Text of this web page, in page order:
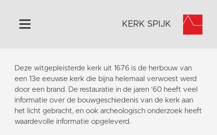
Home
Algemeen
Historie
Omgeving
Activiteiten
KERK SPIJK
Deze witgepleisterde kerk uit 1676 is de herbouw van
een 13e eeuwse kerk die bijna helemaal verwoest werd
door een brand. De restauratie in de jaren '60 heeft veel
informatie over de bouwgeschiedenis van de kerk aan
het licht gebracht, en ook archeologisch onderzoek heeft
waardevolle informatie opgeleverd.